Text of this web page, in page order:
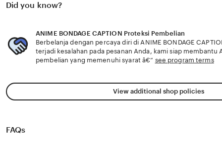
Did you know?
ANIME BONDAGE CAPTION Proteksi Pembelian
Berbelanja dengan percaya diri di ANIME BONDAGE
terjadi kesalahan pada pesanan Anda, kami siap membantu
pembelian yang memenuhi syarat â€” see program terms
View additional shop policies
FAQs